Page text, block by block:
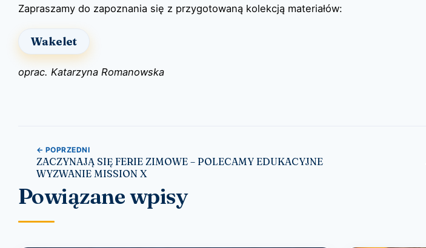
Zapraszamy do zapoznania się z przygotowaną kolekcją materiałów:
Wakelet
oprac. Katarzyna Romanowska
Nawigacja wpisu
← POPRZEDNI
ZACZYNAJĄ SIĘ FERIE ZIMOWE – POLECAMY EDUKACYJNE
WYZWANIE MISSION X
Powiązane wpisy